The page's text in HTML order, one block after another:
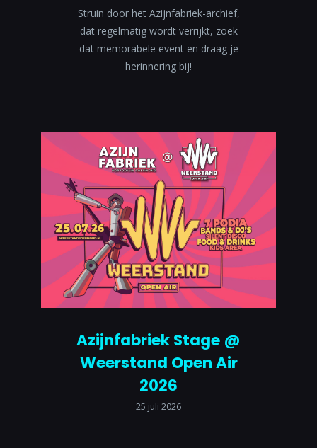
Struin door het Azijnfabriek-archief,
dat regelmatig wordt verrijkt, zoek
dat memorabele event en draag je
herinnering bij!
Azijnfabriek Stage @
Weerstand Open Air
2026
25 juli 2026